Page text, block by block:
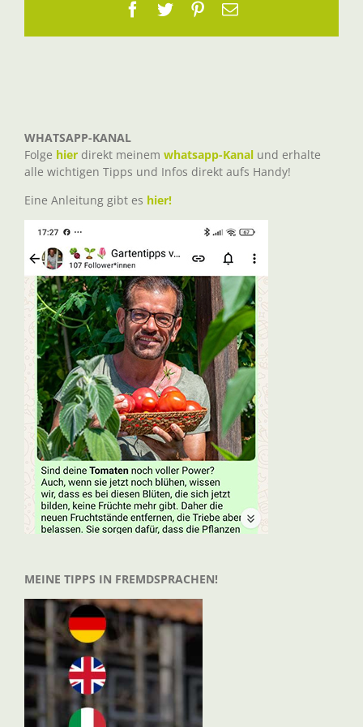
Facebook
TwitterPinterest
E-
WHATSAPP-KANAL
Folge hier direkt meinem whatsapp-Kanal und erhalte
alle wichtigen Tipps und Infos direkt aufs Handy!
Eine Anleitung gibt es hier!
MEINE TIPPS IN FREMDSPRACHEN!